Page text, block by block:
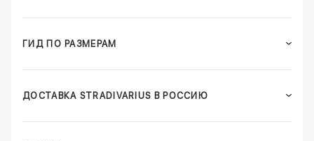
ГИД ПО РАЗМЕРАМ
ДОСТАВКА STRADIVARIUS В РОССИЮ